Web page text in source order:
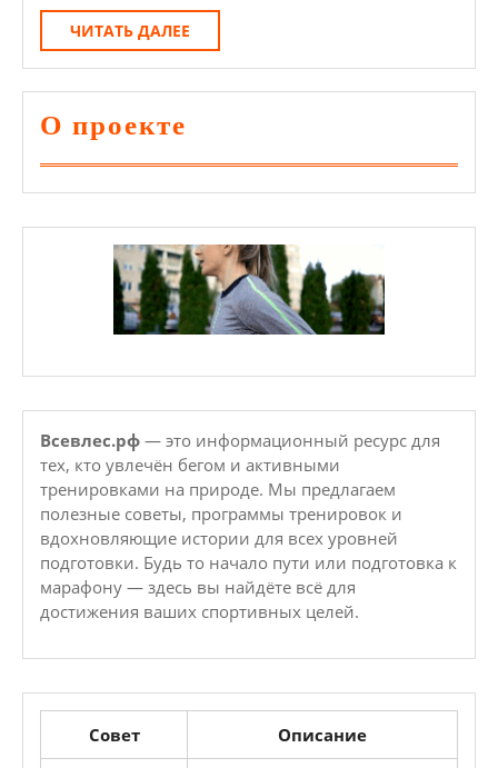
Барьеров
ЧИТАТЬ ДАЛЕЕ
ДАЛЕЕ
О проекте
Всевлес.рф — это информационный ресурс для
тех, кто увлечён бегом и активными
тренировками на природе. Мы предлагаем
полезные советы, программы тренировок и
вдохновляющие истории для всех уровней
подготовки. Будь то начало пути или подготовка к
марафону — здесь вы найдёте всё для
достижения ваших спортивных целей.
Совет Описание